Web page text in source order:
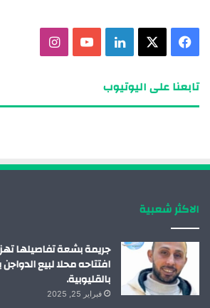
م
تابعنا على اليوتيوب
الاكثر شعبية
جريمة بشعة تفاصيلها
افتتاحه محلا لبيع
بالقليوبية.
فبراير 25, 2025